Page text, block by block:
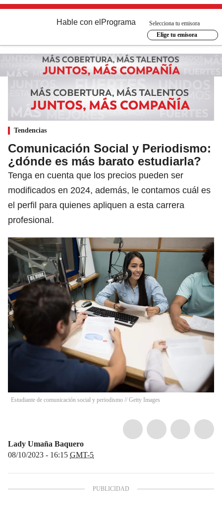
Hable con el Programa
Selecciona tu emisora
Elige tu emisora
Tendencias
Comunicación Social y Periodismo:
¿dónde es más barato estudiarla?
Tenga en cuenta que los precios pueden ser
modificados en 2024, además, le contamos cuál es
el perfil para quienes apliquen a esta carrera
profesional.
Estudiante de comunicación social y periodismo // Getty Images
Lady Umaña Baquero
08/10/2023 - 16:15 GMT-5